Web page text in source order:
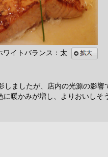
ワイトバランス：太
ましたが、店内の光源の影響
暖かみが増し、よりおいしそ